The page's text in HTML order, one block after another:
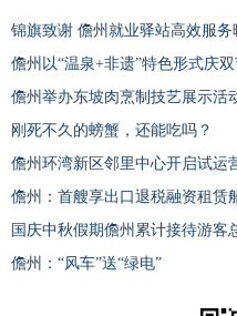
锦旗致谢 儋州就业驿站高效服务
儋州以“温泉+非遗”特色形式庆
儋州举办东坡肉烹制技艺展示活
刚死不久的螃蟹，还能吃吗？
儋州环湾新区邻里中心开启试运
儋州：首艘享出口退税融资租赁
国庆中秋假期儋州累计接待游客
儋州：“风车”送“绿电”